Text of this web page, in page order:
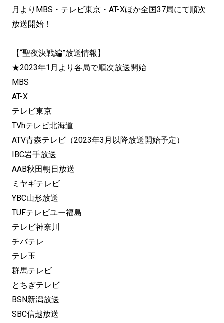
月よりMBS・テレビ東京・AT-Xほか全国37局にて順次
放送開始！
【“聖夜決戦編”放送情報】
★2023年1月より各局で順次放送開始
MBS
AT-X
テレビ東京
TVhテレビ北海道
ATV青森テレビ（2023年3月以降放送開始予定）
IBC岩手放送
AAB秋田朝日放送
ミヤギテレビ
YBC山形放送
TUFテレビユー福島
テレビ神奈川
チバテレ
テレ玉
群馬テレビ
とちぎテレビ
BSN新潟放送
SBC信越放送